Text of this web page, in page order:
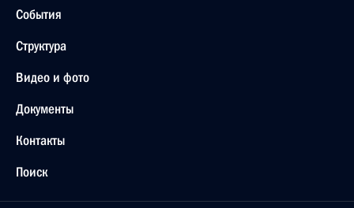
События
Структура
Видео и фото
Документы
Контакты
Поиск